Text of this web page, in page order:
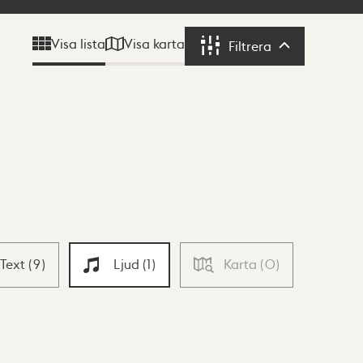
Visa lista Visa karta Filtrera Filtrera
Text (9) Ljud (1) Karta (0)